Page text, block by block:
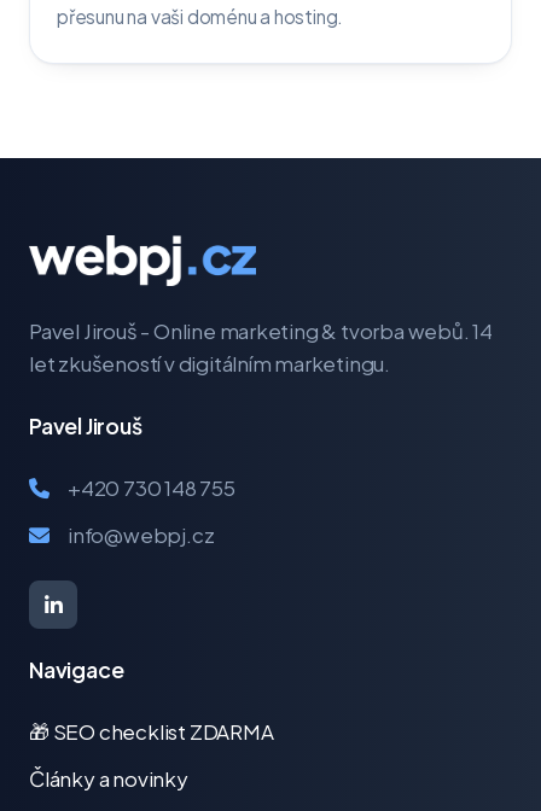
přesunu na vaši doménu a hosting.
Pavel Jirouš - Online marketing & tvorba webů. 14
let zkušeností v digitálním marketingu.
Pavel Jirouš
+420 730 148 755
info@webpj.cz
Navigace
🎁 SEO checklist ZDARMA
Články a novinky